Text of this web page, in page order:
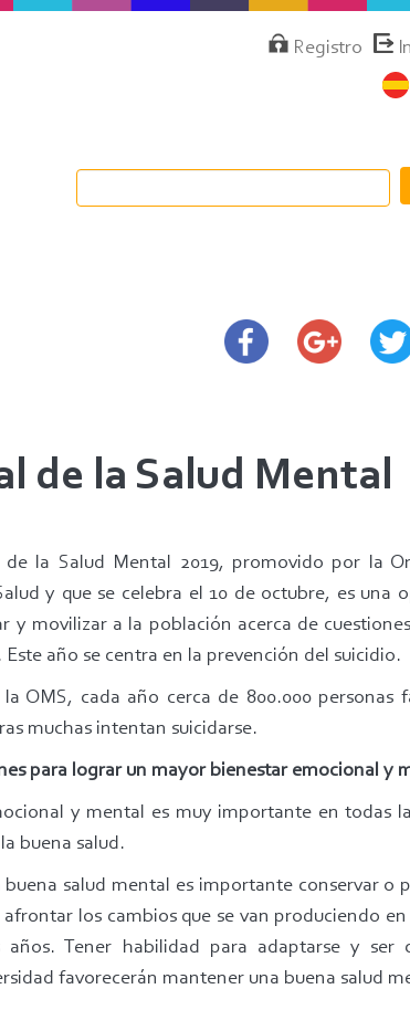
MenúRegistro
de la Salud Mental
de la Salud Mental 2019, promovido por la
y que se celebra el 10 de octubre, es una
y movilizar a la población acerca de
Este año se centra en la prevención del suicidio.
OMS, cada año cerca de 800.000 personas
muchas intentan suicidarse.
para lograr un mayor bienestar emocional y
y mental es muy importante en todas
buena salud.
buena salud mental es importante conservar o
los cambios que se van produciendo
Tener habilidad para adaptarse y ser
favorecerán mantener una buena salud